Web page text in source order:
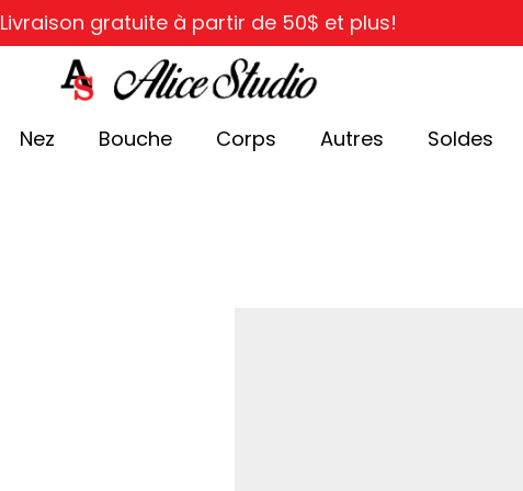
Livraison gratuite à partir de 50$ et plus!
Nez Bouche Corps Autres Soldes